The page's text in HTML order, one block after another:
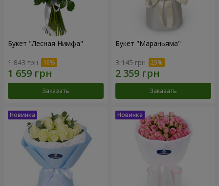
Букет "Лесная Нимфа"
1 843 грн
Заказать
Букет "Мараньяма"
3 145 грн
Заказать